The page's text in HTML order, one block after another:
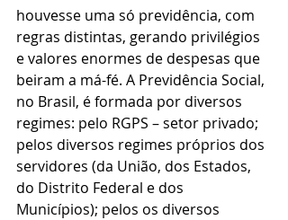
houvesse uma só previdência, com
regras distintas, gerando privilégios
e valores enormes de despesas que
beiram a má-fé. A Previdência Social,
no Brasil, é formada por diversos
regimes: pelo RGPS – setor privado;
pelos diversos regimes próprios dos
servidores (da União, dos Estados,
do Distrito Federal e dos
Municípios); pelos os diversos